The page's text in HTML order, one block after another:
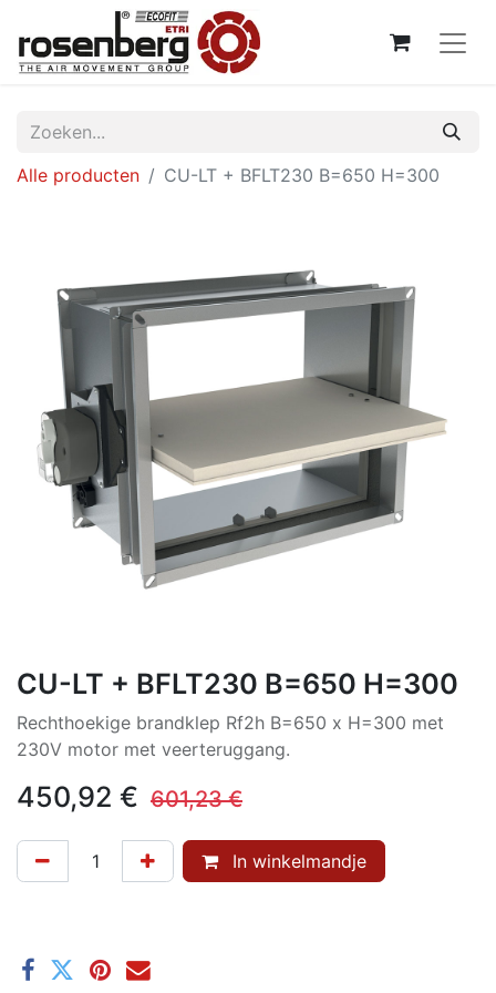
Alle producten CU-LT + BFLT230 B=650 H=300
CU-LT + BFLT230 B=650 H=300
Rechthoekige brandklep Rf2h B=650 x H=300 met
230V motor met veerteruggang.
450,92 € 601,23€
In winkelmandje